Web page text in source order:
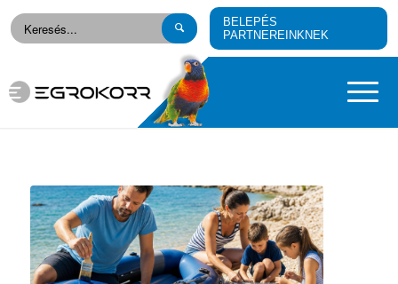
BELEPÉS
PARTNEREINKNEK